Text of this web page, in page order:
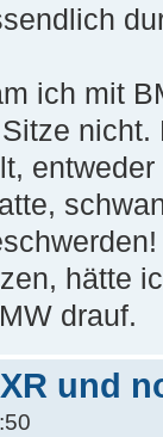
ich mit
nicht.
hätte
drauf.
und